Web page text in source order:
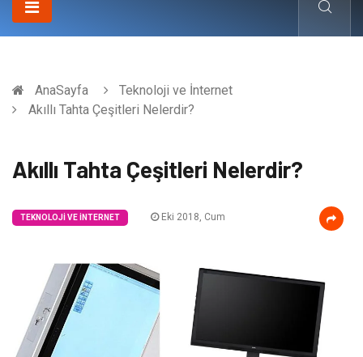
AnaSayfa
Teknoloji ve İnternet
Akıllı Tahta Çeşitleri Nelerdir?
Akıllı Tahta Çeşitleri Nelerdir?
TEKNOLOJI VE İNTERNET Eki 2018, Cum